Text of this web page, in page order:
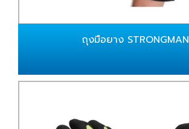
ถุงมือยาง STRONGMAN